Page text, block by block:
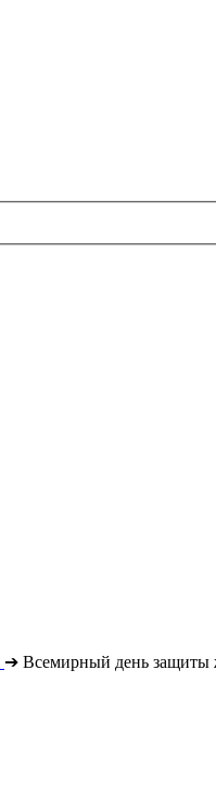
➔ Всемирный день защиты